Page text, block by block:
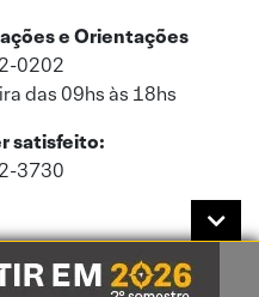
e Orientações
0202
das 09hs às 18hs
satisfeito:
3730
de acordo com a nossaPolítica de
de Privacidade.